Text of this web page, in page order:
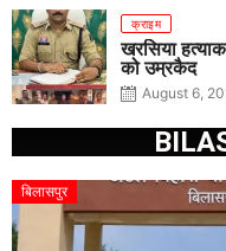
क्राइम
खरसिया
को उम्रकैद
August 6,
बिलासपुर